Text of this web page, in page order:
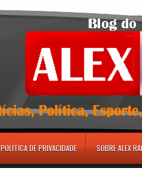
POLÍTICA DE PRIVACIDADE SOBRE ALEX